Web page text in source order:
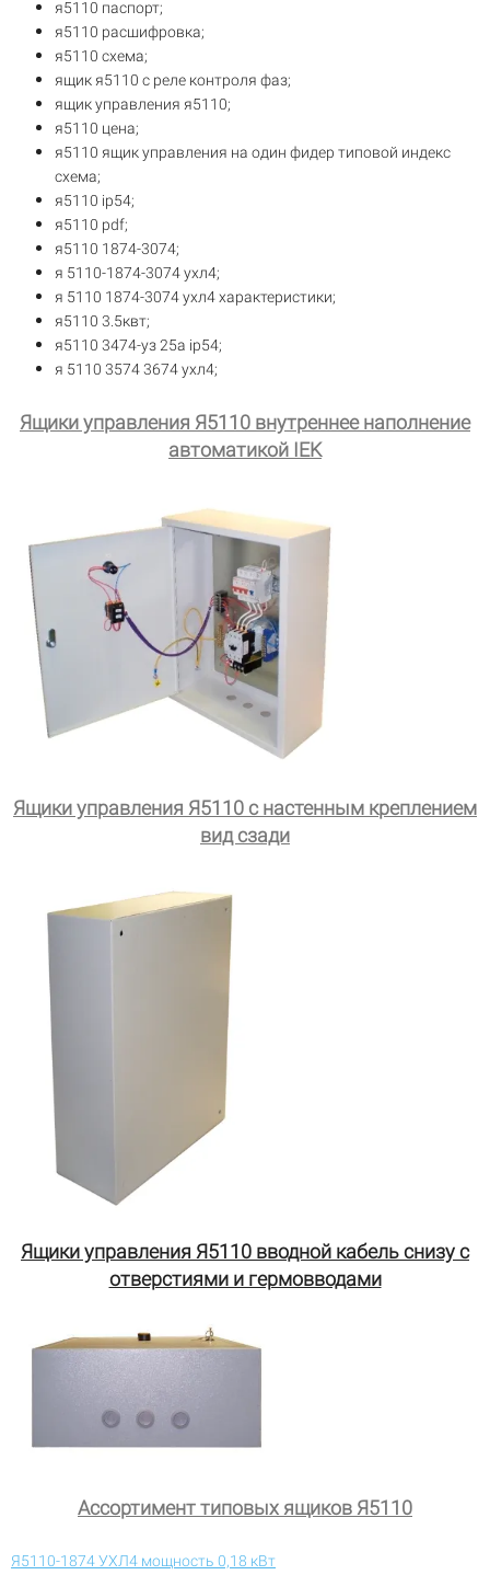
я5110 паспорт;
я5110 расшифровка;
я5110 схема;
ящик я5110 с реле контроля фаз;
ящик управления я5110;
я5110 цена;
я5110 ящик управления на один фидер типовой индекс
схема;
я5110 ip54;
я5110 pdf;
я5110 1874-3074;
я 5110-1874-3074 ухл4;
я 5110 1874-3074 ухл4 характеристики;
я5110 3.5квт;
я5110 3474-уз 25а ip54;
я 5110 3574 3674 ухл4;
Ящики управления Я5110 внутреннее наполнение
автоматикой IEK
Ящики управления Я5110 с настенным креплением
вид сзади
Ящики управления Я5110 вводной кабель снизу с
отверстиями и гермовводами
Ассортимент типовых ящиков Я5110
Я5110-1874 УХЛ4 мощность 0,18 кВт